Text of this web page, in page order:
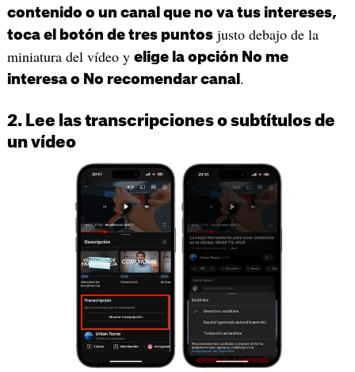
contenido o un canal que no va tus intereses,
toca el botón de tres puntosjusto debajo de la
miniatura del vídeo y elige la opción No me
interesa o No recomendar canal .
2. Lee las transcripciones o subtítulos de
un vídeo